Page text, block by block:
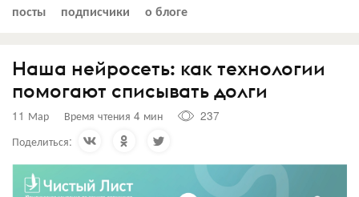
посты подписчики о блоге
Наша нейросеть: как технологии
помогают списывать долги
11 Мар Время чтения 4 мин
237
Поделиться: